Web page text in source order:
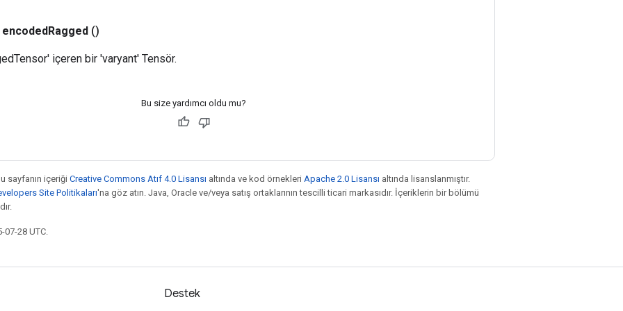
encodedRagged ()
içeren bir 'varyant' Tensör.
Bu size yardımcı oldu mu?
sayfanın içeriği Creative Commons Atıf 4.0 Lisansı altında ve kod örnekleri Apache 2.0 Lisansı altında lisanslanmıştır.
Site Politikaları'na göz atın. Java, Oracle ve/veya satış ortaklarının tescilli ticari markasıdır. İçeriklerin bir bölümü
28 UTC.
Destek